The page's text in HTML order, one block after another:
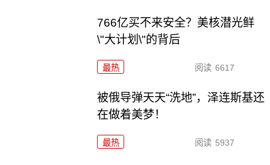
766亿买不来安全？美核潜光鲜
\"大计划\"的背后
最热 阅读 6617
被俄导弹天天“洗地”，泽连斯基还
在做着美梦！
最热 阅读 5937